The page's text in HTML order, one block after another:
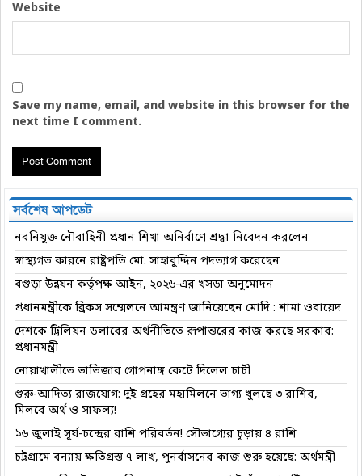
Website
Save my name, email, and website in this browser for the
next time I comment.
সর্বশেষ আপডেট
নবনিযুক্ত নৌবাহিনী প্রধান শিখা অনির্বাণে শ্রদ্ধা নিবেদন করলেন
স্বাস্থ্যগত কারনে রাষ্ট্রপতি মো. সাহাবুদ্দিন পদত্যাগ করেছেন
বগুড়া উন্নয়ন কর্তৃপক্ষ আইন, ২০২৬-এর খসড়া অনুমোদন
প্রধানমন্ত্রীকে ব্রিকস সম্মেলনে আমন্ত্রণ জানিয়েছেন মোদি : শামা ওবায়েদ
দেশকে ট্রিলিয়ন ডলারের অর্থনীতিতে রূপান্তরের কাজ করছে সরকার:
প্রধানমন্ত্রী
নোয়াখালীতে ভাতিজার গোপনাঙ্গ কেটে দিলেল চাচী
গুরু-আদিত্য রাজযোগ: দুই গ্রহের মহামিলনে ভাগ্য খুলছে ৩ রাশির,
মিলবে অর্থ ও সাফল্য!
১৬ জুলাই সূর্য-চন্দ্রের রাশি পরিবর্তন! সৌভাগ্যের চূড়ায় ৪ রাশি
চট্টগ্রামে বন্যায় ক্ষতিগ্রস্ত ৭ লাখ, পুনর্বাসনের কাজ শুরু হয়েছে: অর্থমন্ত্রী